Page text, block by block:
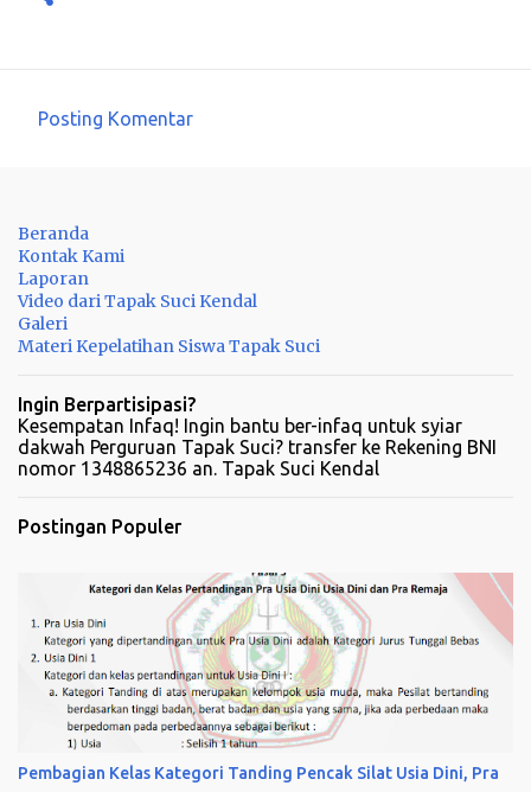
e
n
t
a
Posting Komentar
Beranda
Kontak Kami
Laporan
Video dari Tapak Suci Kendal
Galeri
Materi Kepelatihan Siswa Tapak Suci
Ingin Berpartisipasi?
Kesempatan Infaq! Ingin bantu ber-infaq untuk syiar
dakwah Perguruan Tapak Suci? transfer ke Rekening BNI
nomor 1348865236 an. Tapak Suci Kendal
Postingan Populer
Pembagian Kelas Kategori Tanding Pencak Silat Usia Dini, Pra